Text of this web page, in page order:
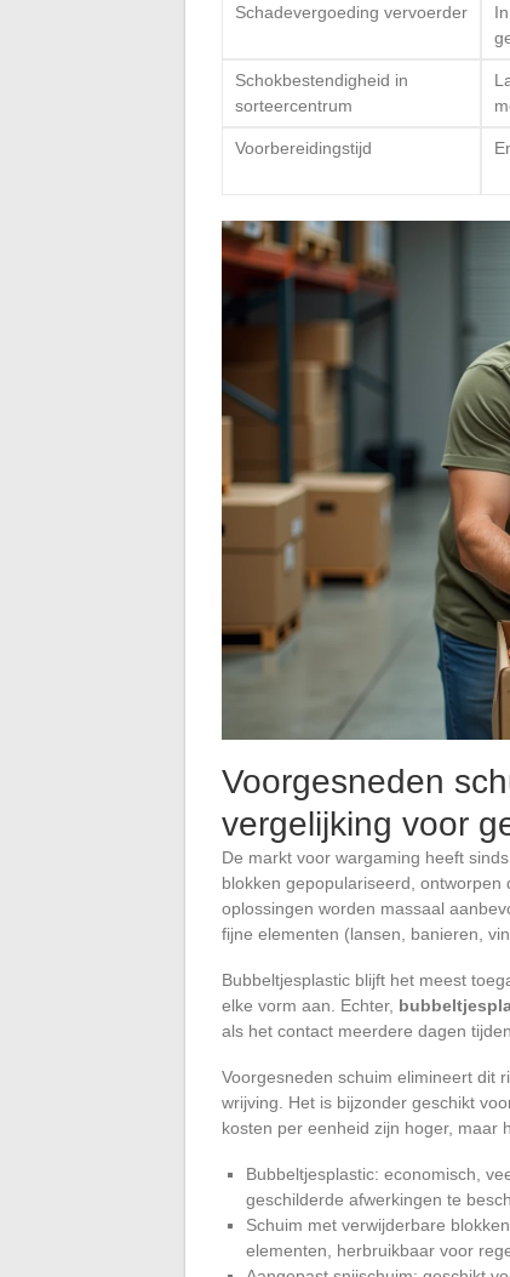
Schadevergoeding vervoerder
Schokbestendigheid in
sorteercentrum
Voorbereidingstijd
Voorgesneden
vergelijking voor
De markt voor wargaming heeft
blokken gepopulariseerd,
oplossingen worden massaal
fijne elementen (lansen, banieren,
Bubbeltjesplastic blijft het meest
elke vorm aan. Echter,
als het contact meerdere dagen
Voorgesneden schuim elimineert dit
wrijving. Het is bijzonder geschikt
kosten per eenheid zijn hoger, maar
Bubbeltjesplastic: economisch,
geschilderde afwerkingen te
Schuim met verwijderbare
elementen, herbruikbaar voor